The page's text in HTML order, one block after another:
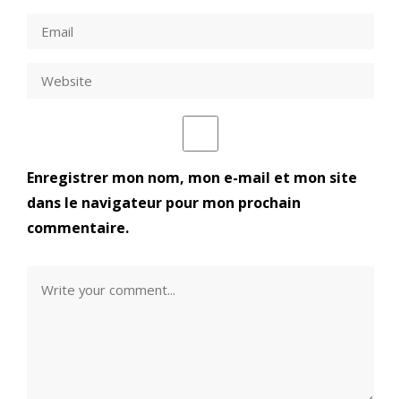
Enregistrer mon nom, mon e-mail et mon site
dans le navigateur pour mon prochain
commentaire.